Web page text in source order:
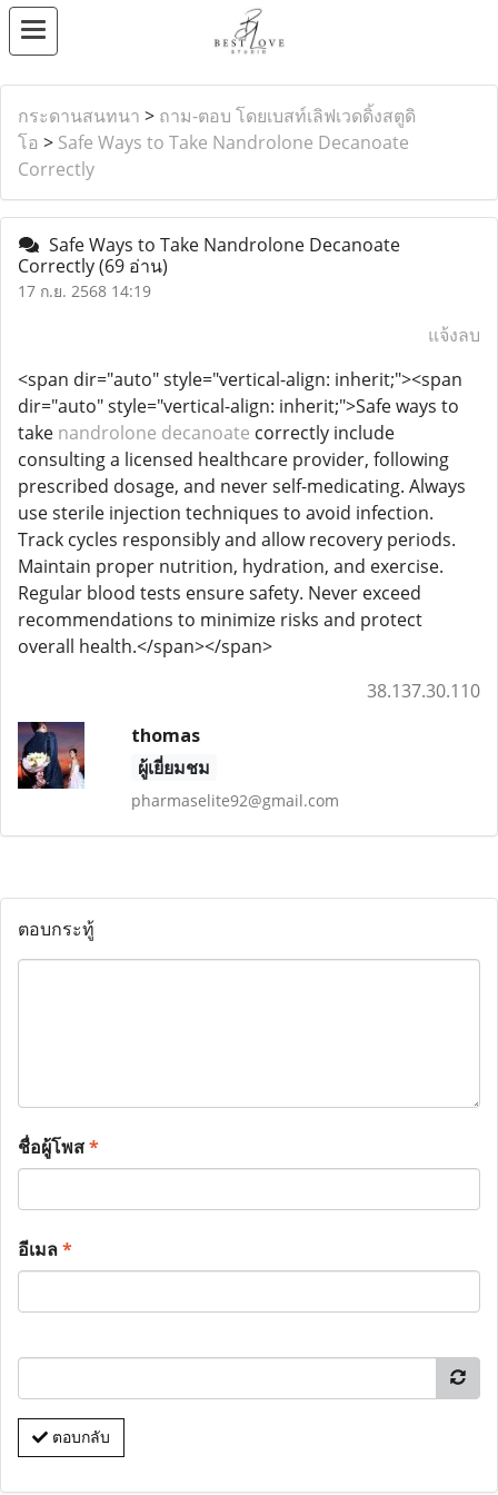
กระดานสนทนา > ถาม-ตอบ โดยเบสท์เลิฟเวดดิ้งสตูดิ
โอ > Safe Ways to Take Nandrolone Decanoate
Correctly
Safe Ways to Take Nandrolone Decanoate
Correctly(69 อ่าน)
17 ก.ย. 2568 14:19
แจ้งลบ
<span dir="auto" style="vertical-align: inherit;"><span
dir="auto" style="vertical-align: inherit;">Safe ways to
take nandrolone decanoate correctly include
consulting a licensed healthcare provider, following
prescribed dosage, and never self-medicating. Always
use sterile injection techniques to avoid infection.
Track cycles responsibly and allow recovery periods.
Maintain proper nutrition, hydration, and exercise.
Regular blood tests ensure safety. Never exceed
recommendations to minimize risks and protect
overall health.</span></span>
38.137.30.110
thomas
ผู้เยี่ยมชม
pharmaselite92@gmail.com
ตอบกระทู้
ชื่อผู้โพส*
อีเมล*
ตอบกลับ